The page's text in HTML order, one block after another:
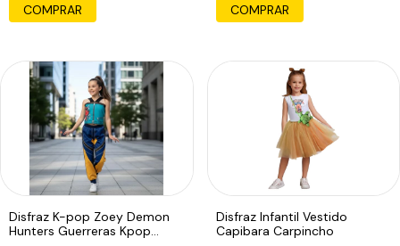
COMPRAR
Disfraz K-pop Zoey Demon
Hunters Guerreras Kpop
Disfraz Infantil Vestido
Capibara Carpincho